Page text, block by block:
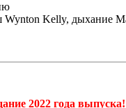
Kelly, дыхание
2022 года